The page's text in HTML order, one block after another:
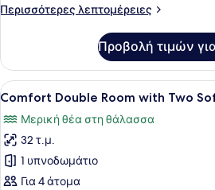
2
View
Περισσότερες λεπτομέρειες
Περισσότερες
Twin
Room
with
Sofas,
Sea
View
Προβολή τιμών
Προβολή
όλων
των
φωτογραφιών
για
Comfort
Ένα
9
Comfort Double Room with Two
Μερική θέα στη θάλασσα
32 τ.μ.
1 υπνοδωμάτιο
Για 4 άτομα